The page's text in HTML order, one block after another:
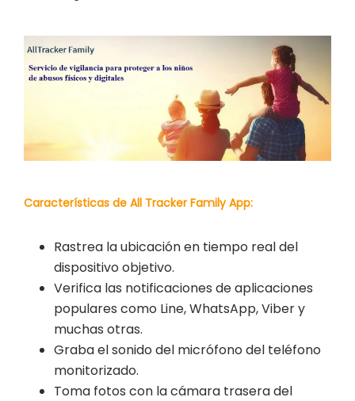
Características de All Tracker Family App:
Rastrea la ubicación en tiempo real del
dispositivo objetivo.
Verifica las notificaciones de aplicaciones
populares como Line, WhatsApp, Viber y
muchas otras.
Graba el sonido del micrófono del teléfono
monitorizado.
Toma fotos con la cámara trasera del